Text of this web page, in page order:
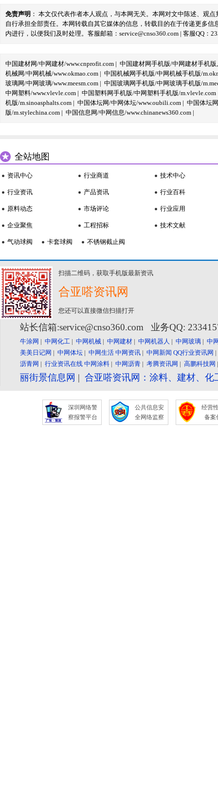
免责声明 ： 本文仅代表作者本人观点，与本网无关。本网对文中陈述、观
自行承担全部责任。本网转载自其它媒体的信息，转载目的在于传递更多
内进行，以便我们及时处理。客服邮箱：service@cnso360.com | 客服QQ：
中国建材网/中网建材/www.cnprofit.com | 中国建材网手机版/中网建材手机版
机械网/中网机械/www.okmao.com | 中国机械网手机版/中网机械手机版/
玻璃网/中网玻璃/www.meesm.com | 中国玻璃网手机版/中网玻璃手机版/
中网塑料/www.vlevle.com | 中国塑料网手机版/中网塑料手机版/m.vlevle.com
机版/m.sinoasphalts.com | 中国体坛网/中网体坛/www.oubili.com | 中国体坛
版/m.stylechina.com | 中国信息网/中网信息/www.chinanews360.com |
全站地图
资讯中心
行业资讯
原料动态
企业聚焦
行业商道
产品资讯
市场评论
工程招标
技术中心
行业百科
行业应用
技术文献
气动球阀 卡套球阀 不锈钢截止阀
扫描二维码，获取手机版最新资讯
合亚嗒资讯网
您还可以直接微信扫描打开
站长信箱:service@cnso360.com 业务QQ:
牛涂网 | 中网化工 | 中网机械 | 中网建材 | 中网机器人 | 中网玻璃 | 中
美美日记网 | 中网体坛 | 中网生活 中网资讯 | 中网新闻 QQ行业资讯网
沥青网 | 行业资讯在线 中网涂料 | 中网沥青 | 考腾资讯网 | 高鹏科技网
丽街景信息网 | 合亚嗒资讯网：涂料、建材、
深圳网络警
察报警平台
公共信息安
全网络监察
经营
备案